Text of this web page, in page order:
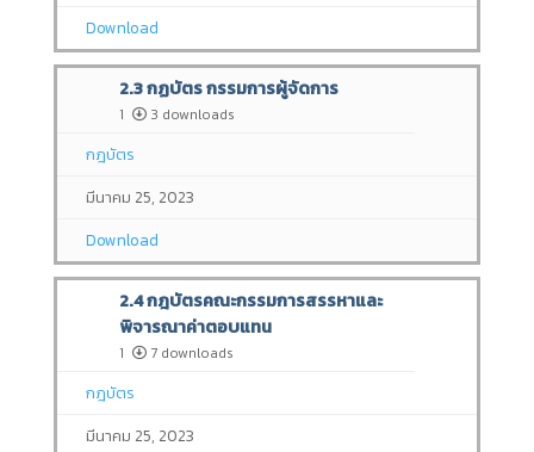
Download
2.3 กฏบัตร กรรมการผู้จัดการ
1 3 downloads
กฎบัตร
มีนาคม 25, 2023
Download
2.4 กฎบัตรคณะกรรมการสรรหาและ
พิจารณาค่าตอบแทน
1 7 downloads
กฎบัตร
มีนาคม 25, 2023